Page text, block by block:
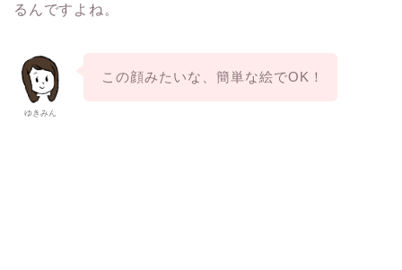
るんですよね 。
ゆきみん
この顔みたいな、簡単な絵でOK！